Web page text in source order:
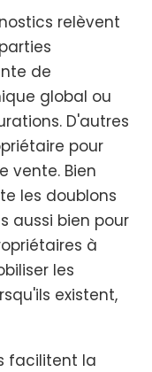
relèvent
de
global ou
D'autres
pour
vente. Bien
les doublons
aussi bien pour
à
les
existent,
facilitent la